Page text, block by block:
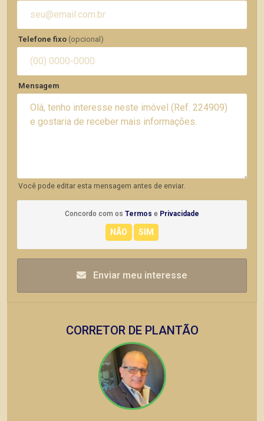
Telefone fixo (opcional)
Mensagem
Você pode editar esta mensagem antes de enviar.
Concordo com os Termos e Privacidade
Enviar meu interesse
CORRETOR DE PLANTÃO